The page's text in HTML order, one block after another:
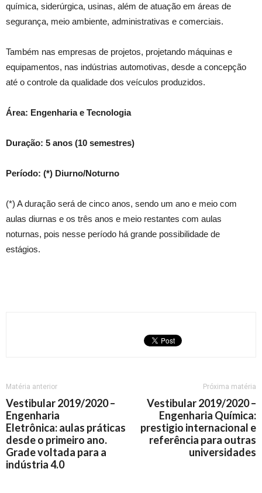
química, siderúrgica, usinas, além de atuação em áreas de
segurança, meio ambiente, administrativas e comerciais.
Também nas empresas de projetos, projetando máquinas e
equipamentos, nas indústrias automotivas, desde a concepção
até o controle da qualidade dos veículos produzidos.
Área: Engenharia e Tecnologia
Duração: 5 anos (10 semestres)
Período: (*) Diurno/Noturno
(*) A duração será de cinco anos, sendo um ano e meio com
aulas diurnas e os três anos e meio restantes com aulas
noturnas, pois nesse período há grande possibilidade de
estágios.
Matéria anterior
Vestibular 2019/2020 –
Engenharia
Eletrônica: aulas práticas
desde o primeiro ano.
Grade voltada para a
indústria 4.0
Próxima matéria
Vestibular 2019/2020 –
Engenharia Química:
prestigio internacional e
referência para outras
universidades